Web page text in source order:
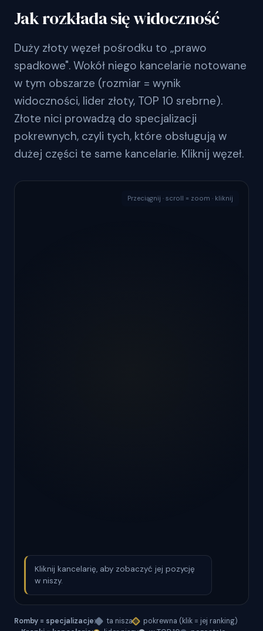
Jak rozkłada się widoczność
Duży złoty węzeł pośrodku to „prawo
spadkowe". Wokół niego kancelarie notowane
w tym obszarze (rozmiar = wynik
widoczności, lider złoty, TOP 10 srebrne).
Złote nici prowadzą do specjalizacji
pokrewnych, czyli tych, które obsługują w
dużej części te same kancelarie. Kliknij węzeł.
Kliknij kancelarię, aby zobaczyć jej pozycję
w niszy.
Przeciągnij · scroll = zoom · kliknij
Romby = specjalizacje: ta nisza
pokrewna (klik = jej ranking)